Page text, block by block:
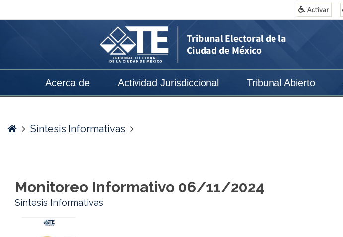
Electoral
Acerca de Actividad Jurisdiccional Tribunal Abierto
HomeSíntesis Informativas
Monitoreo Informativo 06/11/2024
Síntesis Informativas